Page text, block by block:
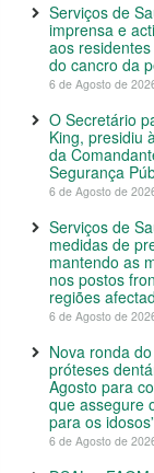
Serviços de
imprensa e
aos
do cancro da
6 de Agosto de
O Secretário
King, presidiu
da
Segurança
6 de Agosto de
Serviços de
medidas de
mantendo as
nos postos
regiões
6 de Agosto de
Nova ronda
próteses
Agosto para
que assegure
para os
6 de Agosto de